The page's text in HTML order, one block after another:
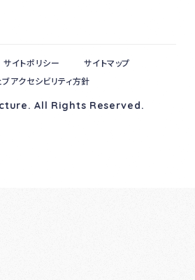
All Rights Reserved.
サイトポリシー
サイトマップ
ブアクセシビリティ方針